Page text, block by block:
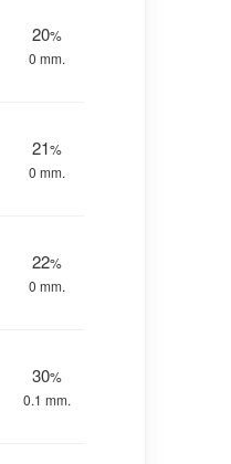
20%
0 mm.
21%
0 mm.
22%
0 mm.
30%
0.1 mm.